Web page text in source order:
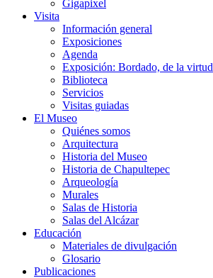
Gigapixel
Visita
Información general
Exposiciones
Agenda
Exposición: Bordado, de la virtud
Biblioteca
Servicios
Visitas guiadas
El Museo
Quiénes somos
Arquitectura
Historia del Museo
Historia de Chapultepec
Arqueología
Murales
Salas de Historia
Salas del Alcázar
Educación
Materiales de divulgación
Glosario
Publicaciones